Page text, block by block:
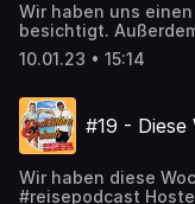
Wir haben uns
besichtigt.
die Zeit schneller
einem Ort bleiben
more information.
10.01.23 • 15:14
#19 - Diese
Wir haben diese
#reisepodcast Hosted on Acast. See acast.com/privacy